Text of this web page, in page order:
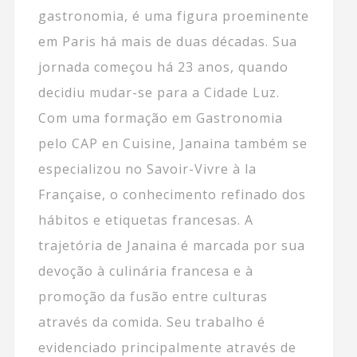
gastronomia, é uma figura proeminente
em Paris há mais de duas décadas. Sua
jornada começou há 23 anos, quando
decidiu mudar-se para a Cidade Luz.
Com uma formação em Gastronomia
pelo CAP en Cuisine, Janaina também se
especializou no Savoir-Vivre à la
Française, o conhecimento refinado dos
hábitos e etiquetas francesas. A
trajetória de Janaina é marcada por sua
devoção à culinária francesa e à
promoção da fusão entre culturas
através da comida. Seu trabalho é
evidenciado principalmente através de